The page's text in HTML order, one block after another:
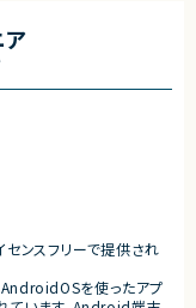
・要件整理および要件定義支
・バックエンドシステムの設計
・リリース対応および品質向
■担当工程
・要件定義
・基本設計
センスフリーで提供され
AndroidOSを使ったアプ